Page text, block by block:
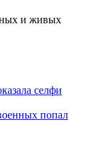
и живых
селфи
попал